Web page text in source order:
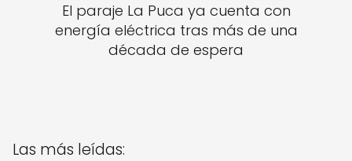
El paraje La Puca ya cuenta con
energía eléctrica tras más de una
década de espera
Las más leídas: